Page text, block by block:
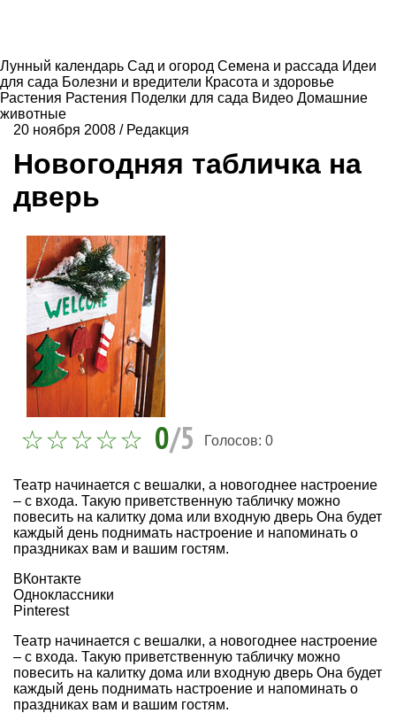
Лунный календарь Сад и огород Семена и рассада Идеи
для сада Болезни и вредители Красота и здоровье
Растения Растения Поделки для сада Видео Домашние
животные
20 ноября 2008 / Редакция
Новогодняя табличка на
дверь
0/5 Голосов: 0
Театр начинается с вешалки, а новогоднее настроение
– с входа. Такую приветственную табличку можно
повесить на калитку дома или входную дверь Она будет
каждый день поднимать настроение и напоминать о
праздниках вам и вашим гостям.
ВКонтакте
Одноклассники
Pinterest
Театр начинается с вешалки, а новогоднее настроение
– с входа. Такую приветственную табличку можно
повесить на калитку дома или входную дверь Она будет
каждый день поднимать настроение и напоминать о
праздниках вам и вашим гостям.